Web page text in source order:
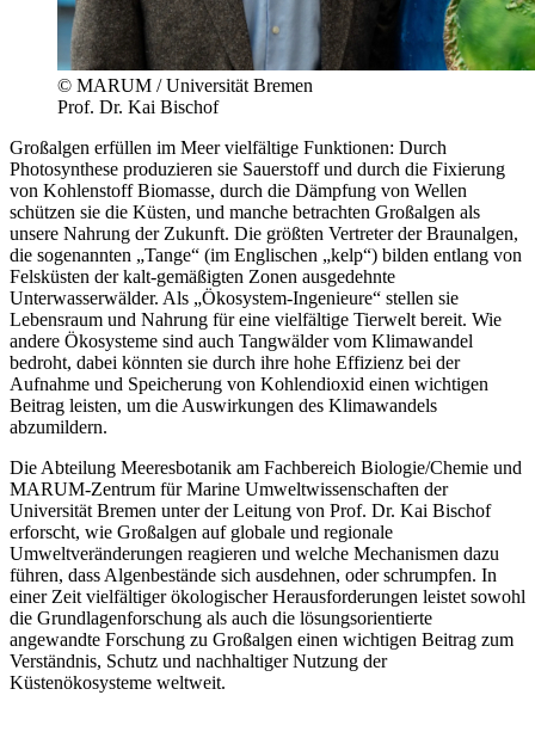
© MARUM / Universität Bremen
Prof. Dr. Kai Bischof
Großalgen erfüllen im Meer vielfältige Funktionen: Durch
Photosynthese produzieren sie Sauerstoff und durch die Fixierung
von Kohlenstoff Biomasse, durch die Dämpfung von Wellen
schützen sie die Küsten, und manche betrachten Großalgen als
unsere Nahrung der Zukunft. Die größten Vertreter der Braunalgen,
die sogenannten „Tange“ (im Englischen „kelp“) bilden entlang von
Felsküsten der kalt-gemäßigten Zonen ausgedehnte
Unterwasserwälder. Als „Ökosystem-Ingenieure“ stellen sie
Lebensraum und Nahrung für eine vielfältige Tierwelt bereit. Wie
andere Ökosysteme sind auch Tangwälder vom Klimawandel
bedroht, dabei könnten sie durch ihre hohe Effizienz bei der
Aufnahme und Speicherung von Kohlendioxid einen wichtigen
Beitrag leisten, um die Auswirkungen des Klimawandels
abzumildern.
Die Abteilung Meeresbotanik am Fachbereich Biologie/Chemie und
MARUM-Zentrum für Marine Umweltwissenschaften der
Universität Bremen unter der Leitung von Prof. Dr. Kai Bischof
erforscht, wie Großalgen auf globale und regionale
Umweltveränderungen reagieren und welche Mechanismen dazu
führen, dass Algenbestände sich ausdehnen, oder schrumpfen. In
einer Zeit vielfältiger ökologischer Herausforderungen leistet sowohl
die Grundlagenforschung als auch die lösungsorientierte
angewandte Forschung zu Großalgen einen wichtigen Beitrag zum
Verständnis, Schutz und nachhaltiger Nutzung der
Küstenökosysteme weltweit.